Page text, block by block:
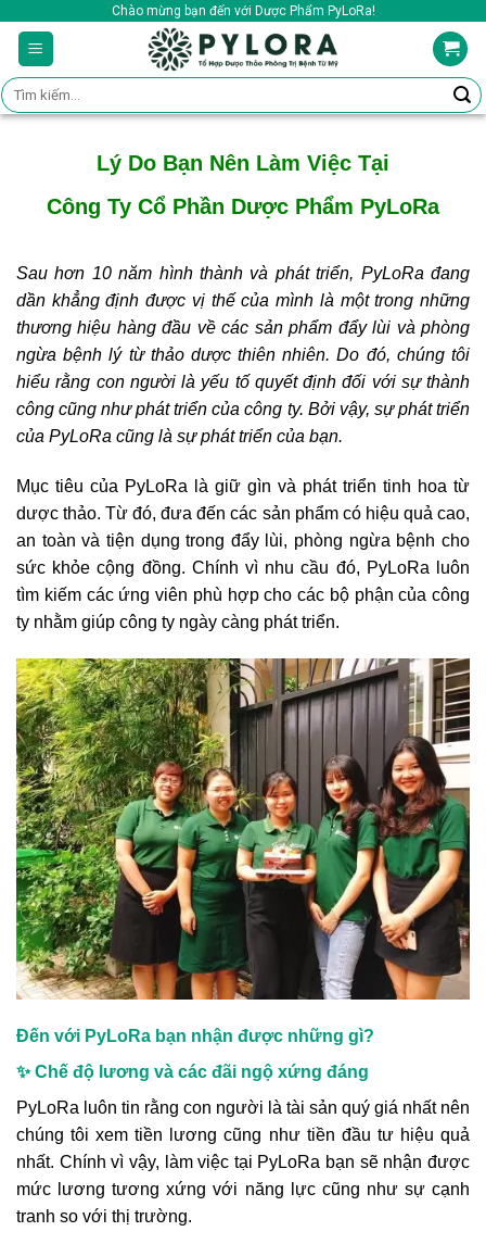
content
Chào mừng bạn đến với Dược Phẩm PyLoRa!
Tìm
kiếm:
Lý Do Bạn Nên Làm Việc Tại
Công Ty Cổ Phần Dược Phẩm PyLoRa
Sau hơn 10 năm hình thành và phát triển, PyLoRa đang
dần khẳng định được vị thế của mình là một trong những
thương hiệu hàng đầu về các sản phẩm đẩy lùi và phòng
ngừa bệnh lý từ thảo dược thiên nhiên. Do đó, chúng tôi
hiểu rằng con người là yếu tố quyết định đối với sự thành
công cũng như phát triển của công ty. Bởi vậy, sự phát triển
của PyLoRa cũng là sự phát triển của bạn.
Mục tiêu của PyLoRa là giữ gìn và phát triển tinh hoa từ
dược thảo. Từ đó, đưa đến các sản phẩm có hiệu quả cao,
an toàn và tiện dụng trong đẩy lùi, phòng ngừa bệnh cho
sức khỏe cộng đồng. Chính vì nhu cầu đó, PyLoRa luôn
tìm kiếm các ứng viên phù hợp cho các bộ phận của công
ty nhằm giúp công ty ngày càng phát triển.
Đến với PyLoRa bạn nhận được những gì?
✨ Chế độ lương và các đãi ngộ xứng đáng
PyLoRa luôn tin rằng con người là tài sản quý giá nhất nên
chúng tôi xem tiền lương cũng như tiền đầu tư hiệu quả
nhất. Chính vì vậy, làm việc tại PyLoRa bạn sẽ nhận được
mức lương tương xứng với năng lực cũng như sự cạnh
tranh so với thị trường.